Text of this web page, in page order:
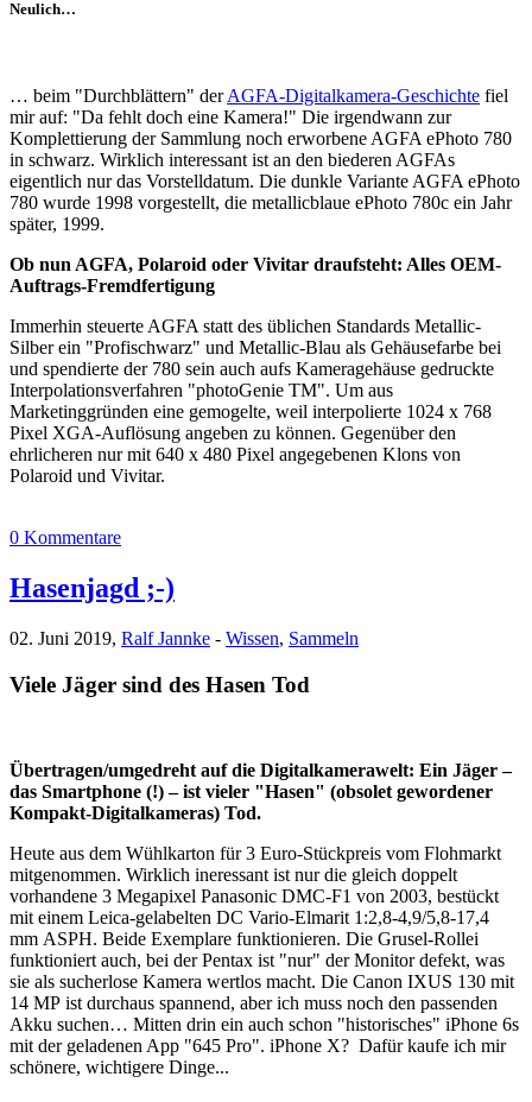
Neulich…
… beim "Durchblättern" derAGFA-Digitalkamera-Geschichte fiel
mir auf: "Da fehlt doch eine Kamera!" Die irgendwann zur
Komplettierung der Sammlung noch erworbene AGFA ePhoto 780
in schwarz. Wirklich interessant ist an den biederen AGFAs
eigentlich nur das Vorstelldatum. Die dunkle Variante AGFA ePhoto
780 wurde 1998 vorgestellt, die metallicblaue ePhoto 780c ein Jahr
später, 1999.
Ob nun AGFA, Polaroid oder Vivitar draufsteht: Alles OEM-
Auftrags-Fremdfertigung
Immerhin steuerte AGFA statt des üblichen Standards Metallic-
Silber ein "Profischwarz" und Metallic-Blau als Gehäusefarbe bei
und spendierte der 780 sein auch aufs Kameragehäuse gedruckte
Interpolationsverfahren "photoGenie TM". Um aus
Marketinggründen eine gemogelte, weil interpolierte 1024 x 768
Pixel XGA-Auflösung angeben zu können. Gegenüber den
ehrlicheren nur mit 640 x 480 Pixel angegebenen Klons von
Polaroid und Vivitar.
0 Kommentare
Hasenjagd ;-)
02. Juni 2019, Ralf Jannke - Wissen, Sammeln
Viele Jäger sind des Hasen Tod
Übertragen/umgedreht auf die Digitalkamerawelt: Ein Jäger –
das Smartphone (!) – ist vieler "Hasen" (obsolet gewordener
Kompakt-Digitalkameras) Tod.
Heute aus dem Wühlkarton für 3 Euro-Stückpreis vom Flohmarkt
mitgenommen. Wirklich ineressant ist nur die gleich doppelt
vorhandene 3 Megapixel Panasonic DMC-F1 von 2003, bestückt
mit einem Leica-gelabelten DC Vario-Elmarit 1:2,8-4,9/5,8-17,4
mm ASPH. Beide Exemplare funktionieren. Die Grusel-Rollei
funktioniert auch, bei der Pentax ist "nur" der Monitor defekt, was
sie als sucherlose Kamera wertlos macht. Die Canon IXUS 130 mit
14 MP ist durchaus spannend, aber ich muss noch den passenden
Akku suchen… Mitten drin ein auch schon "historisches" iPhone 6s
mit der geladenen App "645 Pro". iPhone X? Dafür kaufe ich mir
schönere, wichtigere Dinge...